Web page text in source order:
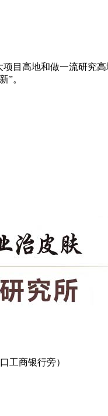
目高地和做一流研究
”。
工商银行旁）